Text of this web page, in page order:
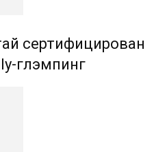
сертифицирован
глэмпинг